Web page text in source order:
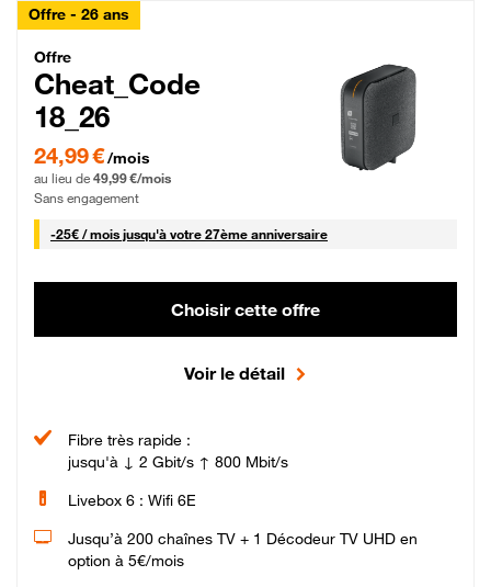
Offre - 26 ans
Cheat_Code Fibre_18_26
Offre
Cheat_Code
18_26
24,99 € par mois pendant 0 mois puis 49,99 € par mois, Sans engagement
24,99 €/mois
au lieu de 49,99 €/mois
Sans engagement
-25€ / mois25 € par mois
jusqu'à votre 27ème anniversaire
Choisir cette offre
Voir le détail
Fibre très rapide :
jusqu'à ↓ 2 Gbit/s ↑ 800 Mbit/s
Livebox 6 : Wifi 6E
Jusqu’à 200 chaînes TV + 1 Décodeur TV UHD en
option à 5€/mois